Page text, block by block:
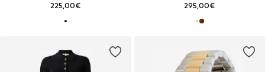
225,00€ 295,00€